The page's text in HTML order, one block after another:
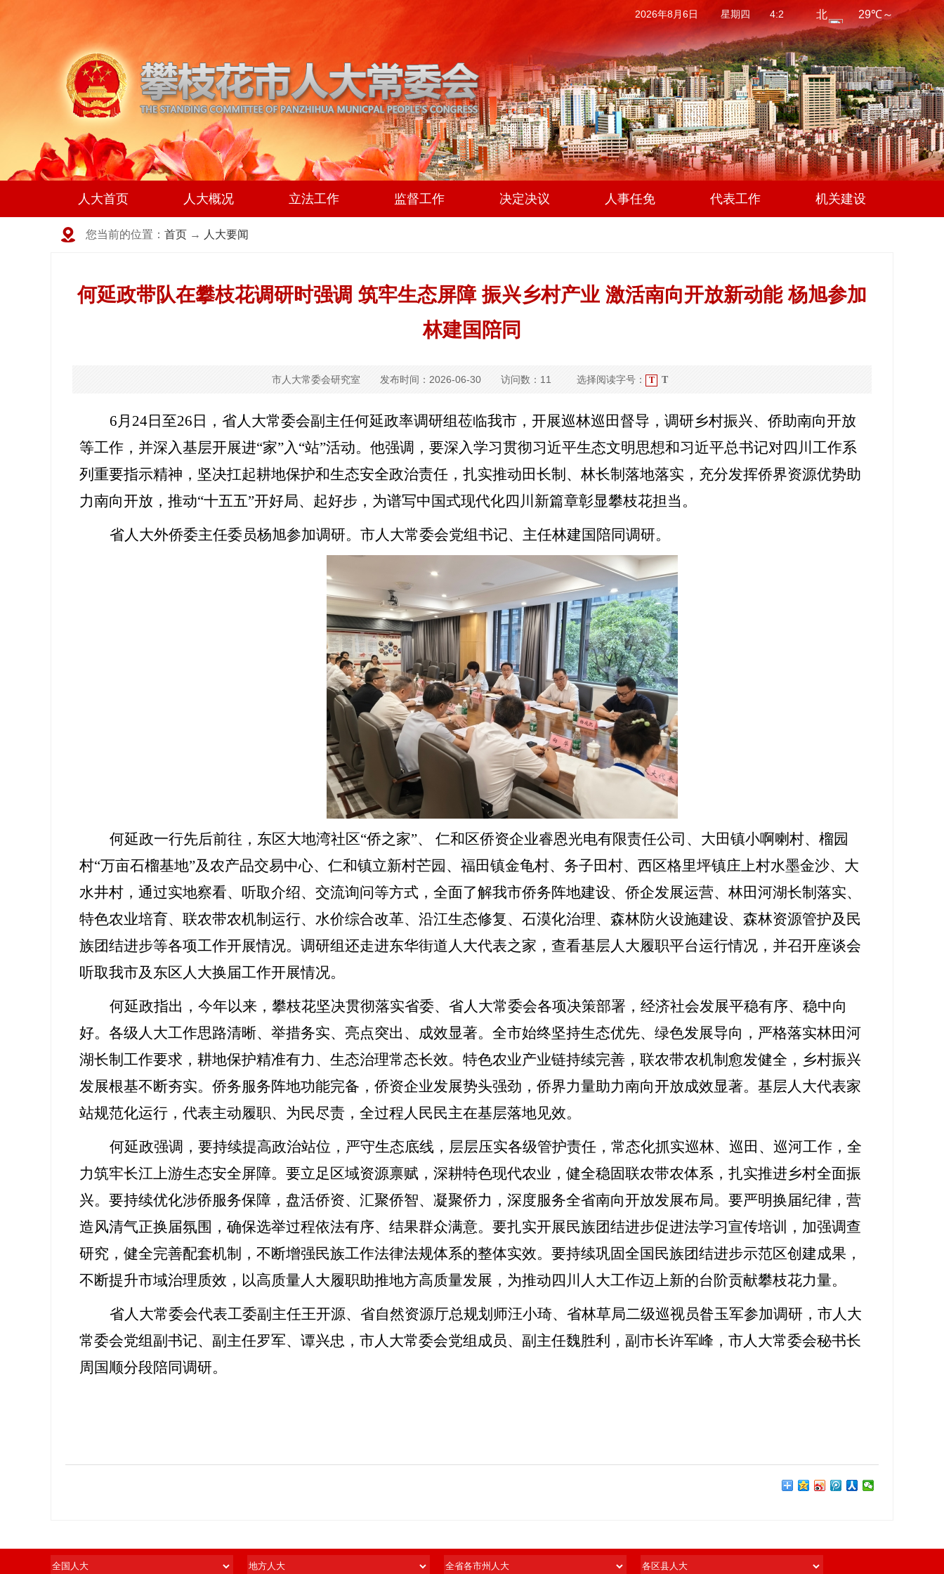
2026年8月6日 星期四 4:2
人大首页 人大概况 立法工作 监督工作 决定决议 人事任免 代表工作 机关建设
您当前的位置： 首页 → 人大要闻
何延政带队在攀枝花调研时强调 筑牢生态屏障 振兴乡村产业 激活南向开放新动能 杨旭参加
林建国陪同
市人大常委会研究室 发布时间：2026-06-30 访问数：11 选择阅读字号： T T
6月 24日至26 日，省人大常委会副主任何延政率调研组莅临我市，开展巡林巡田督导，调研乡村振兴、侨助南向开放
等工作，并深入基层开展进“家”入“站”活动。他强调，要深入学习贯彻习近平生态文明思想和习近平总书记对四川工作系
列重要指示精神，坚决扛起耕地保护和生态安全政治责任，扎实推动田长制、林长制落地落实，充分发挥侨界资源优势助
力南向开放，推动“十五五”开好局、起好步，为谱写中国式现代化四川新篇章彰显攀枝花担当。
省人大外侨委主任委员杨旭参加调研。市人大常委会党组书记、主任林建国陪同调研。
何延政一行先后前往，东区大地湾社区“侨之家”、 仁和区侨资企业睿恩光电有限责任公司、大田镇小啊喇村、榴园
村“万亩石榴基地”及农产品交易中心、仁和镇立新村芒园、福田镇金龟村、务子田村、西区格里坪镇庄上村水墨金沙、大
水井村，通过实地察看、听取介绍、交流询问等方式，全面了解我市侨务阵地建设、侨企发展运营、林田河湖长制落实、
特色农业培育、联农带农机制运行、水价综合改革、沿江生态修复、石漠化治理、森林防火设施建设、森林资源管护及民
族团结进步等各项工作开展情况。调研组还走进东华街道人大代表之家，查看基层人大履职平台运行情况，并召开座谈会
听取我市及东区人大换届工作开展情况。
何延政指出，今年以来，攀枝花坚决贯彻落实省委、省人大常委会各项决策部署，经济社会发展平稳有序、稳中向
好。各级人大工作思路清晰、举措务实、亮点突出、成效显著。全市始终坚持生态优先、绿色发展导向，严格落实林田河
湖长制工作要求，耕地保护精准有力、生态治理常态长效。特色农业产业链持续完善，联农带农机制愈发健全，乡村振兴
发展根基不断夯实。侨务服务阵地功能完备，侨资企业发展势头强劲，侨界力量助力南向开放成效显著。基层人大代表家
站规范化运行，代表主动履职、为民尽责，全过程人民民主在基层落地见效。
何延政强调，要持续提高政治站位，严守生态底线，层层压实各级管护责任，常态化抓实巡林、巡田、巡河工作，全
力筑牢长江上游生态安全屏障。要立足区域资源禀赋，深耕特色现代农业，健全稳固联农带农体系，扎实推进乡村全面振
兴。要持续优化涉侨服务保障，盘活侨资、汇聚侨智、凝聚侨力，深度服务全省南向开放发展布局。要严明换届纪律，营
造风清气正换届氛围，确保选举过程依法有序、结果群众满意。要扎实开展民族团结进步促进法学习宣传培训 ， 加强调查
研究，健全完善配套机制， 不断增强民族工作法律法规体系的整体实效。 要持续巩固全国民族团结进步示范区创建成果，
不断提升市域治理质效，以高质量人大履职助推地方高质量发展，为推动四川人大工作迈上新的台阶贡献攀枝花力量。
省人大常委会代表工委副主任王开源、省自然资源厅总规划师汪小琦、省林草局二级巡视员昝玉军参加调研，市人大
常委会党组副书记、副主任罗军、谭兴忠，市人大常委会党组成员、副主任魏胜利，副市长许军峰，市人大常委会秘书长
周国顺分段陪同调研。